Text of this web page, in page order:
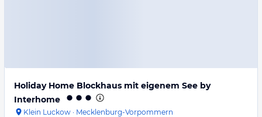
Holiday Home Blockhaus mit eigenem See by
Interhome
Klein Luckow · Mecklenburg-Vorpommern